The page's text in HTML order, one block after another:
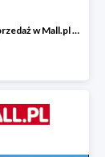
Wiosenna wyprzedaż w Mall.pl do -80%